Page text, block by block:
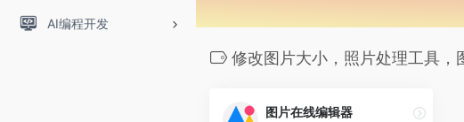
AI编程开发
修改图片大小，照片处理工具，
图片在线编辑器